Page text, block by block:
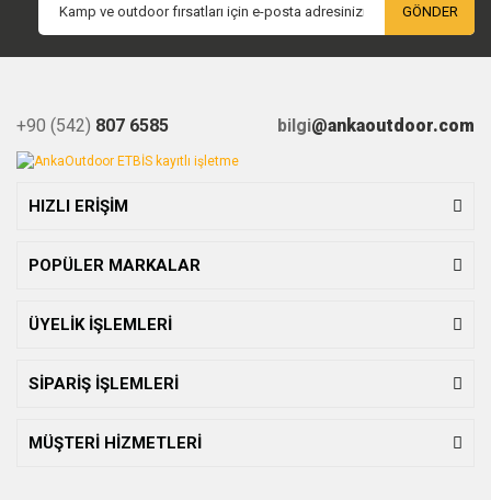
GÖNDER
+90 (542) 807 6585 bilgi@ankaoutdoor.com
HIZLI ERİŞİM
POPÜLER MARKALAR
ÜYELİK İŞLEMLERİ
SİPARİŞ İŞLEMLERİ
MÜŞTERİ HİZMETLERİ